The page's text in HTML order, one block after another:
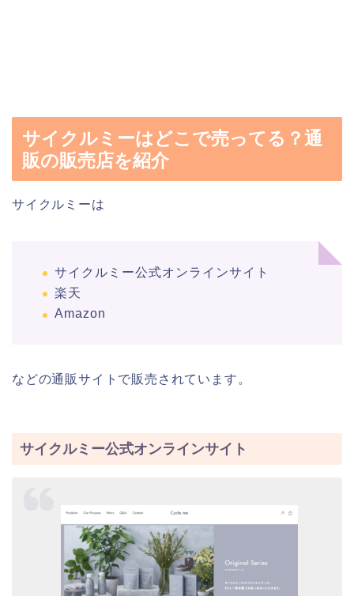
サイクルミーはどこで売ってる？通
販の販売店を紹介
サイクルミーは
サイクルミー公式オンラインサイト
楽天
Amazon
などの通販サイトで販売されています。
サイクルミー公式オンラインサイト